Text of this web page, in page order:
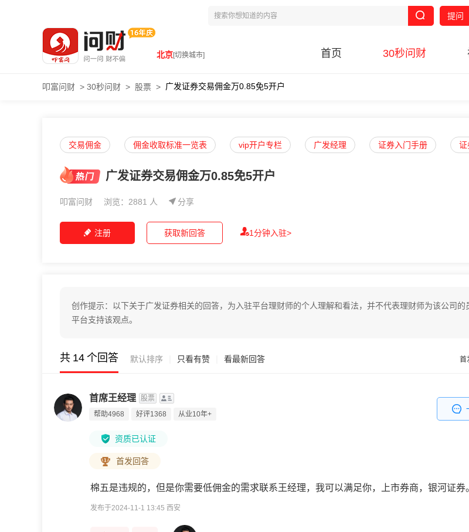
提问
北京[切换城市] 首页 30秒问财
叩富问财 > 30秒问财 > 股票 > 广发证券交易佣金万0.85免5开户
交易佣金 佣金收取标准一览表 vip开户专栏 广发经理 证券入门手册 证
广发证券交易佣金万0.85免5开户
叩富问财 浏览：2881 人 分享
注册 1分钟入驻>
获取新回答
创作提示：以下关于广发证券相关的回答，为入驻平台理财师的个人理解和看法，并不代表理财师为该公司的
平台支持该观点。
共 14 个回答 默认排序 只看有赞 看最新回答 首
首席王经理 股票
帮助4968
好评1368 从业10年+
资质已认证
首发回答
棉五是违规的，但是你需要低佣金的需求联系王经理，我可以满足你，上市券商，银河证券
发布于2024-11-1 13:45 西安